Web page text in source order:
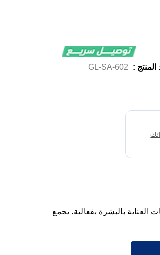
المنتج : GL-SA-602
العناية بالبشرة بفعالية. يجمع